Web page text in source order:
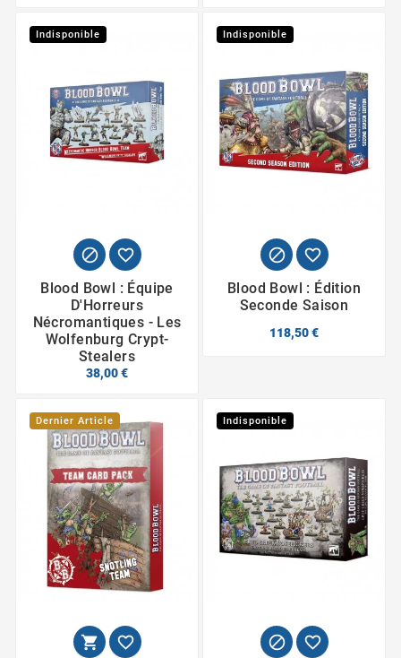
Indisponible
 
Blood Bowl : Équipe
D'Horreurs
Nécromantiques - Les
Wolfenburg Crypt-
Stealers
38,00 €
Indisponible
 
Blood Bowl : Édition
Seconde Saison
118,50 €
Dernier Article
 
Indisponible
 